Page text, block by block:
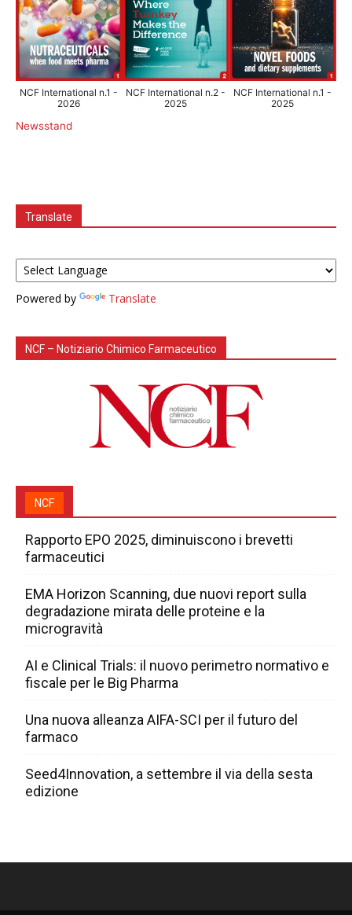
NCF International n.1 -
2026
NCF International n.2 -
2025
NCF International n.1 -
2025
Newsstand
Translate
Powered by Translate
NCF – Notiziario Chimico Farmaceutico
NCF
Rapporto EPO 2025, diminuiscono i brevetti
farmaceutici
EMA Horizon Scanning, due nuovi report sulla
degradazione mirata delle proteine e la
microgravità
AI e Clinical Trials: il nuovo perimetro normativo e
fiscale per le Big Pharma
Una nuova alleanza AIFA-SCI per il futuro del
farmaco
Seed4Innovation, a settembre il via della sesta
edizione